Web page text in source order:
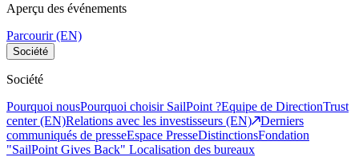
Aperçu des événements
Parcourir (EN)
Société
Société
Pourquoi nousPourquoi choisir SailPoint ?Equipe de DirectionTrust
center (EN)Relations avec les investisseurs (EN)
Derniers
communiqués de presseEspace PresseDistinctionsFondation
"SailPoint Gives Back" Localisation des bureaux